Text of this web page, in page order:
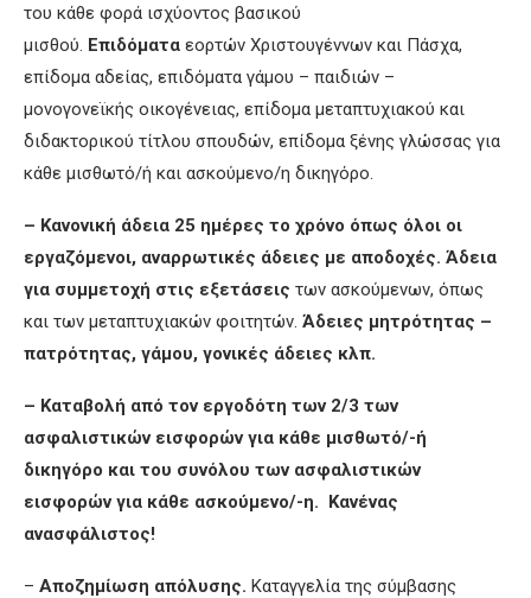
του κάθε φορά ισχύοντος βασικού
μισθού. Επιδόματα εορτών Χριστουγέννων και Πάσχα,
επίδομα αδείας, επιδόματα γάμου – παιδιών –
μονογονεϊκής οικογένειας, επίδομα μεταπτυχιακού και
διδακτορικού τίτλου σπουδών, επίδομα ξένης γλώσσας για
κάθε μισθωτό/ή και ασκούμενο/η δικηγόρο.
– Κανονική άδεια 25 ημέρες το χρόνο όπως όλοι οι
εργαζόμενοι, αναρρωτικές άδειες με αποδοχές. Άδεια
για συμμετοχή στις εξετάσεις των ασκούμενων, όπως
και των μεταπτυχιακών φοιτητών. Άδειες μητρότητας –
πατρότητας, γάμου, γονικές άδειες κλπ.
– Καταβολή από τον εργοδότη των 2/3 των
ασφαλιστικών εισφορών για κάθε μισθωτό/-ή
δικηγόρο και του συνόλου των ασφαλιστικών
εισφορών για κάθε ασκούμενο/-η. Κανένας
ανασφάλιστος!
– Αποζημίωση απόλυσης. Καταγγελία της σύμβασης